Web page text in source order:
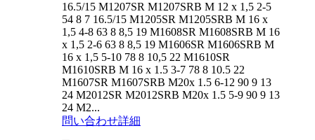
16.5/15 M1207SR M1207SRB M 12 x 1,5 2-5
54 8 7 16.5/15 M1205SR M1205SRB M 16 x
1,5 4-8 63 8 8,5 19 M1608SR M1608SRB M 16
x 1,5 2-6 63 8 8,5 19 M1606SR M1606SRB M
16 x 1,5 5-10 78 8 10,5 22 M1610SR
M1610SRB M 16 x 1.5 3-7 78 8 10.5 22
M1607SR M1607SRB M20x 1.5 6-12 90 9 13
24 M2012SR M2012SRB M20x 1.5 5-9 90 9 13
24 M2...
問い合わせ詳細